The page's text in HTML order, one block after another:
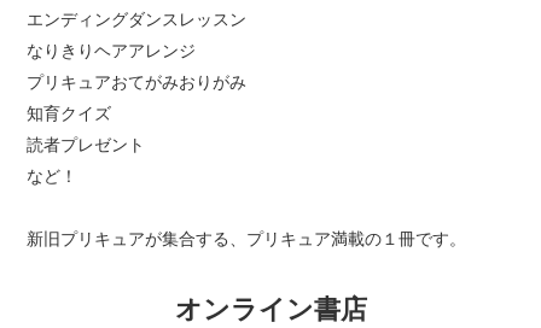
エンディングダンスレッスン
なりきりヘアアレンジ
プリキュアおてがみおりがみ
知育クイズ
読者プレゼント
など！
新旧プリキュアが集合する、プリキュア満載の１冊です。
オンライン書店